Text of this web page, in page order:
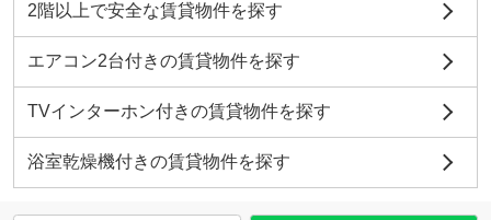
2階以上で安全な賃貸物件を探す
エアコン2台付きの賃貸物件を探す
TVインターホン付きの賃貸物件を探す
浴室乾燥機付きの賃貸物件を探す